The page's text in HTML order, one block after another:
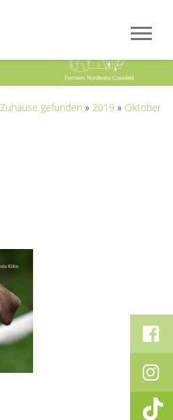
Zuhause gefunden » 2019 » Oktober